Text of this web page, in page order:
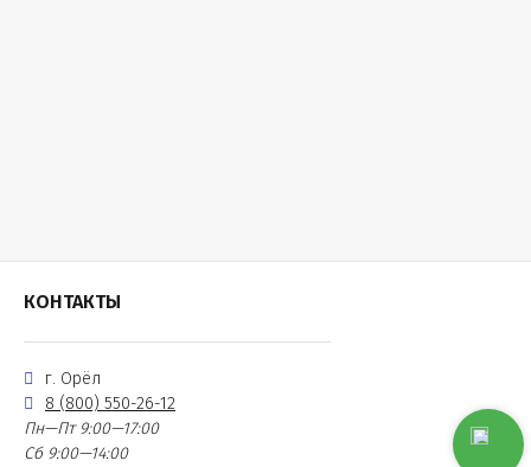
КОНТАКТЫ
г. Орёл
8 (800) 550-26-12
Пн—Пт 9:00—17:00
Сб 9:00—14:00